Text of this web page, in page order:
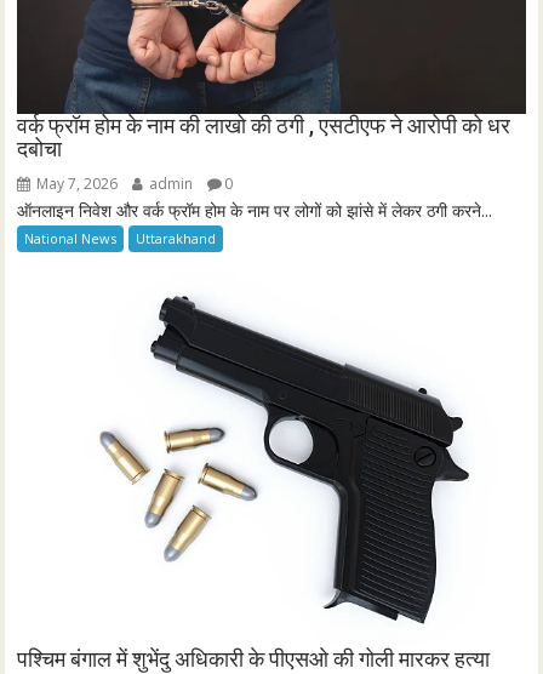
वर्क फ्रॉम होम के नाम की लाखो की ठगी , एसटीएफ ने आरोपी को धर
दबोचा
May 7, 2026 admin 0
ऑनलाइन निवेश और वर्क फ्रॉम होम के नाम पर लोगों को झांसे में लेकर ठगी करने...
National News Uttarakhand
पश्चिम बंगाल में शुभेंदु अधिकारी के पीएसओ की गोली मारकर हत्या